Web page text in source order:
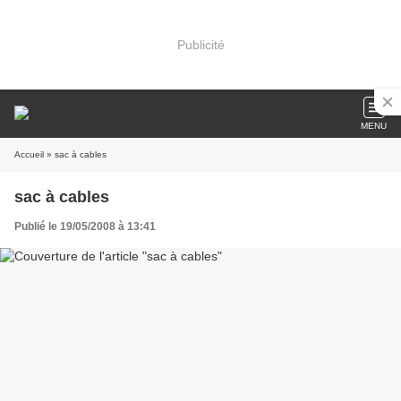
Publicité
MENU
Accueil » sac à cables
sac à cables
Publié le 19/05/2008 à 13:41